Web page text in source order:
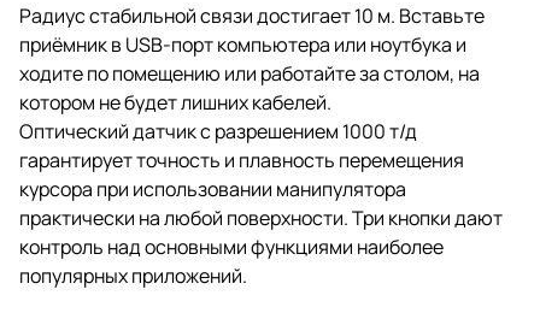
Радиус стабильной связи достигает 10 м. Вставьте
приёмник в USB-порт компьютера или ноутбука и
ходите по помещению или работайте за столом, на
котором не будет лишних кабелей.
Оптический датчик с разрешением 1000 т/д
гарантирует точность и плавность перемещения
курсора при использовании манипулятора
практически на любой поверхности. Три кнопки дают
контроль над основными функциями наиболее
популярных приложений.